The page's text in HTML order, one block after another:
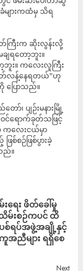
ြို့ခံများကထံမှ သိရ
ကြီးက ဆိုးလွန်းလို့
ျရတော့ဘူး။
း။ ကလေးလူကြီး
တ်လန့်နေရတယ်”ဟု
ပြောသည်။
၊ ပျဉ်းမနားမြို့
ဝင်ရောက်ခုတ်သဖြင့်
ကလေးငယ်မှာ
စ်စဉ်ဖြစ်ပွားခဲ့
ည်။
ရေး ဖိတ်ခေါ်မှု
မ်းစဉ်ကပင် ထိ
ရပ်အဖွဲ့အချို့နှင့်
ညီများ ရရှိစေ
Next